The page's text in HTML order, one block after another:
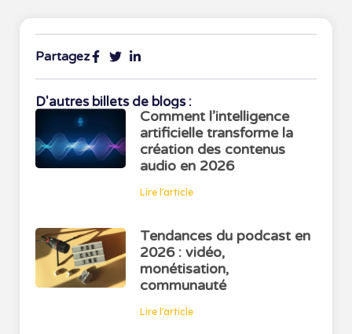
Partagez
D'autres billets de blogs :
Comment l’intelligence
artificielle transforme la
création des contenus
audio en 2026
Lire l'article
Tendances du podcast en
2026 : vidéo,
monétisation,
communauté
Lire l'article